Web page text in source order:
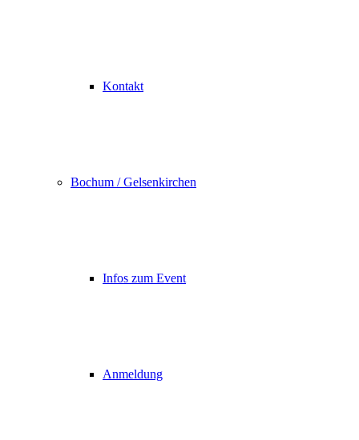
Kontakt
Bochum / Gelsenkirchen
Infos zum Event
Anmeldung